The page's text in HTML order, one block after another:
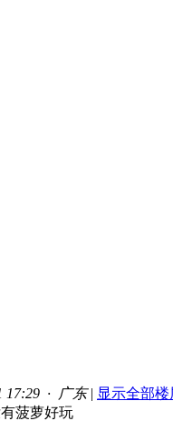
17:29 · 广东 | 显示全部楼
菠萝好玩